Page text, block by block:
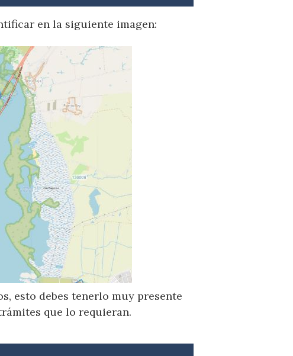
en la siguiente imagen:
esto debes tenerlo muy presente
que lo requieran.